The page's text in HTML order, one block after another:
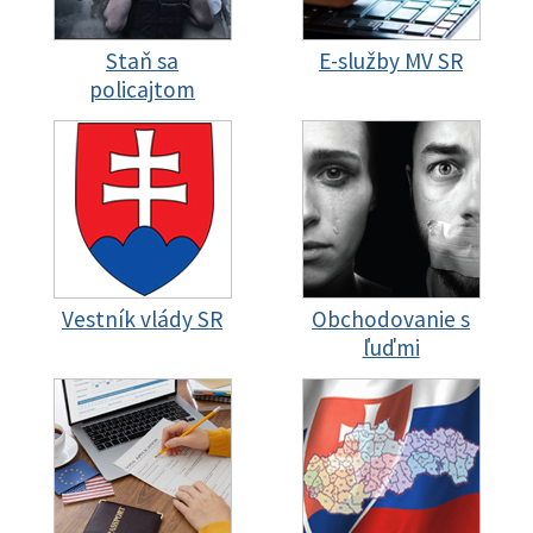
Staň sa
policajtom
E-služby MV SR
Vestník vlády SR
Obchodovanie s
ľuďmi